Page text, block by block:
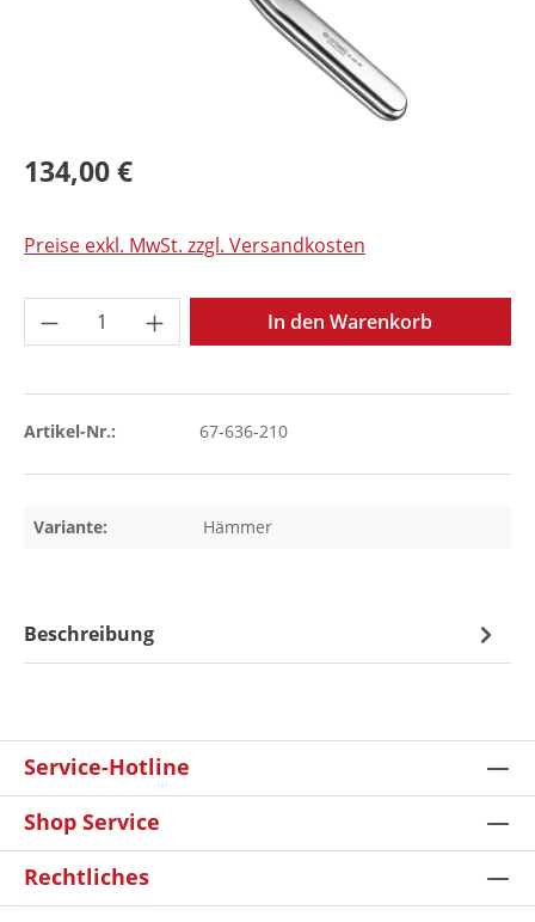
134,00 €
Preise exkl. MwSt. zzgl. Versandkosten
Produkt Anzahl: Gib den gewünschten
In den Warenkorb
Artikel-Nr.: 67-636-210
Variante: Hämmer
Beschreibung
Service-Hotline
Shop Service
Rechtliches